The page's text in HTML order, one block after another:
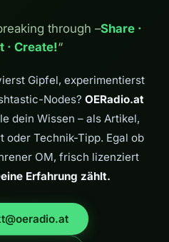
through –Share ·
· Create!“
Gipfel, experimentierst
Nodes? OERadio.at
dein Wissen – als Artikel,
oder Technik-Tipp. Egal ob
OM, frisch lizenziert
Erfahrung zählt.